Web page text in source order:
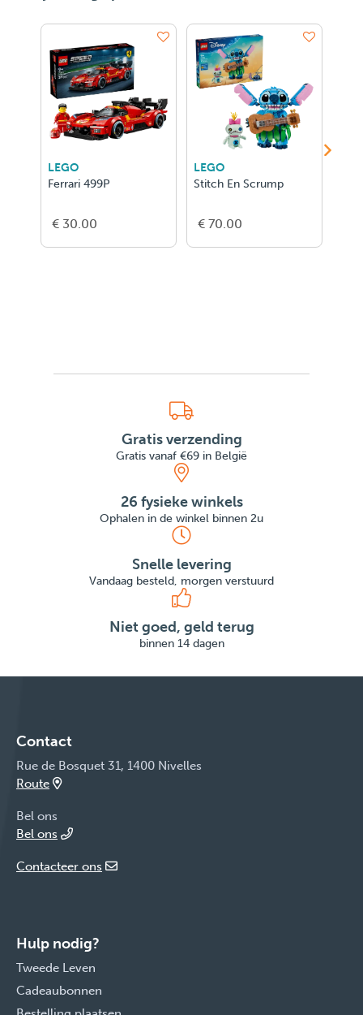
LEGO
Ferrari 499P
€ 30.00
LEGO
Stitch En Scrump
€ 70.00
Gratis verzending
Gratis vanaf €69 in België
26 fysieke winkels
Ophalen in de winkel binnen 2u
Snelle levering
Vandaag besteld, morgen verstuurd
Niet goed, geld terug
binnen 14 dagen
Contact
Rue de Bosquet 31, 1400 Nivelles
Route
Bel ons
Bel ons
Contacteer ons
Hulp nodig?
Tweede Leven
Cadeaubonnen